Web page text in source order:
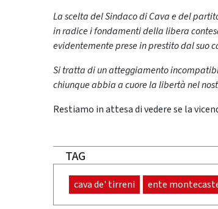
La scelta del Sindaco di Cava e del
in radice i fondamenti della libera
evidentemente prese in prestito dal suo
Si tratta di un atteggiamento
chiunque abbia a cuore la libertà nel
Restiamo in attesa di vedere se la
TAG
cava de' tirreni ente